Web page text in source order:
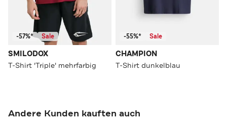
-57%* Sale
SMILODOX
T-Shirt 'Triple' mehrfarbig
-55%* Sale
CHAMPION
T-Shirt dunkelblau
Andere Kunden kauften auch